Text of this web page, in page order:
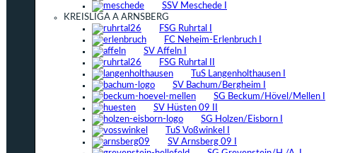
SSV Meschede I
KREISLIGA A ARNSBERG
FSG Ruhrtal I
FC Neheim-Erlenbruch I
SV Affeln I
FSG Ruhrtal II
TuS Langenholthausen I
SV Bachum/Bergheim I
SG Beckum/Hövel/Mellen I
SV Hüsten 09 II
SG Holzen/Eisborn I
TuS Voßwinkel I
SV Arnsberg 09 I